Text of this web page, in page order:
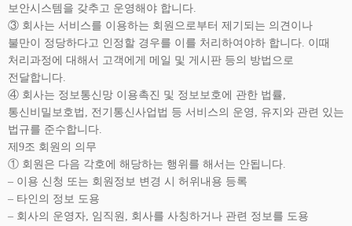
보안시스템을 갖추고 운영해야 합니다.
③ 회사는 서비스를 이용하는 회원으로부터 제기되는 의견이나
불만이 정당하다고 인정할 경우를 이를 처리하여야하 합니다. 이때
처리과정에 대해서 고객에게 메일 및 게시판 등의 방법으로
전달합니다.
④ 회사는 정보통신망 이용촉진 및 정보보호에 관한 법률,
통신비밀보호법, 전기통신사업법 등 서비스의 운영, 유지와 관련 있는
법규를 준수합니다.
제9조 회원의 의무
① 회원은 다음 각호에 해당하는 행위를 해서는 안됩니다.
– 이용 신청 또는 회원정보 변경 시 허위내용 등록
– 타인의 정보 도용
– 회사의 운영자, 임직원, 회사를 사칭하거나 관련 정보를 도용